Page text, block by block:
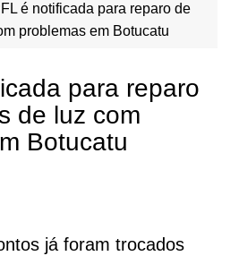
é notificada para reparo de
problemas em Botucatu
para reparo
de luz com
Botucatu
já foram trocados